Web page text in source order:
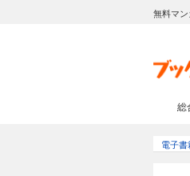
無料マ
総
電子